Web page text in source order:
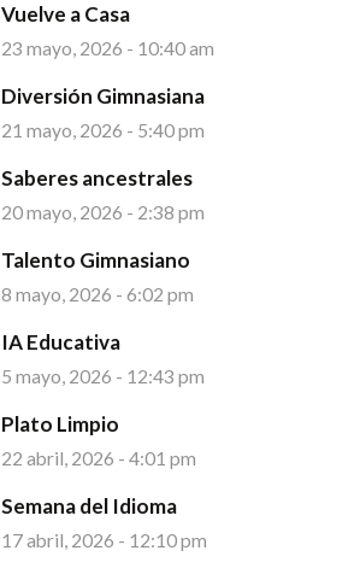
Vuelve a Casa
23 mayo, 2026 - 10:40 am
Diversión Gimnasiana
21 mayo, 2026 - 5:40 pm
Saberes ancestrales
20 mayo, 2026 - 2:38 pm
Talento Gimnasiano
8 mayo, 2026 - 6:02 pm
IA Educativa
5 mayo, 2026 - 12:43 pm
Plato Limpio
22 abril, 2026 - 4:01 pm
Semana del Idioma
17 abril, 2026 - 12:10 pm